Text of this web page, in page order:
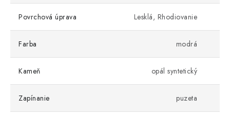
Povrchová úprava Lesklá, Rhodiovanie
Farba modrá
Kameň opál syntetický
Zapínanie puzeta